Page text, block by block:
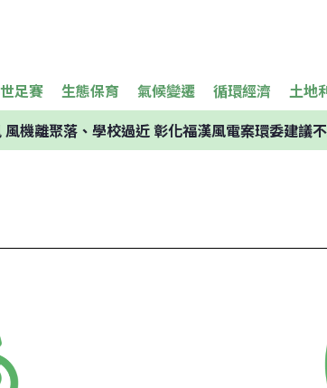
足賽 生態保育 氣候變遷 循環經濟 土地
風機離聚落、學校過近 彰化福漢風電案環委建議